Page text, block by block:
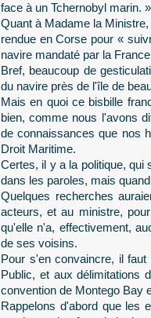
face à un Tchernobyl marin.
Quant à Madame la
rendue en Corse pour «
navire mandaté par la
Bref, beaucoup de
du navire près de l'île de
Mais en quoi ce bisbille
bien, comme nous l'avons
de connaissances que nos
Droit Maritime.
Certes, il y a la politique, qui
dans les paroles, mais
Quelques recherches
acteurs, et au ministre,
qu'elle n'a, effectivement,
de ses voisins.
Pour s'en convaincre, il
Public, et aux délimitations
convention de Montego Bay
Rappelons d'abord que les